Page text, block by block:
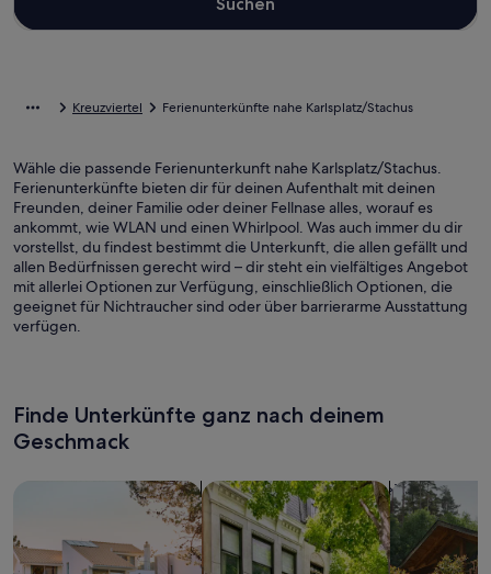
Kreuzviertel Ferienunterkünfte nahe Karlsplatz/Stachus
Wähle die passende Ferienunterkunft nahe Karlsplatz/Stachus.
Ferienunterkünfte bieten dir für deinen Aufenthalt mit deinen
Freunden, deiner Familie oder deiner Fellnase alles, worauf es
ankommt, wie WLAN und einen Whirlpool. Was auch immer du dir
vorstellst, du findest bestimmt die Unterkunft, die allen gefällt und
allen Bedürfnissen gerecht wird – dir steht ein vielfältiges Angebot
mit allerlei Optionen zur Verfügung, einschließlich Optionen, die
geeignet für Nichtraucher sind oder über barrierarme Ausstattung
verfügen.
Finde Unterkünfte ganz nach deinem
Geschmack
Suche nach FerienhäusernSuche nach Ferienwohnungen oder
Suche nach